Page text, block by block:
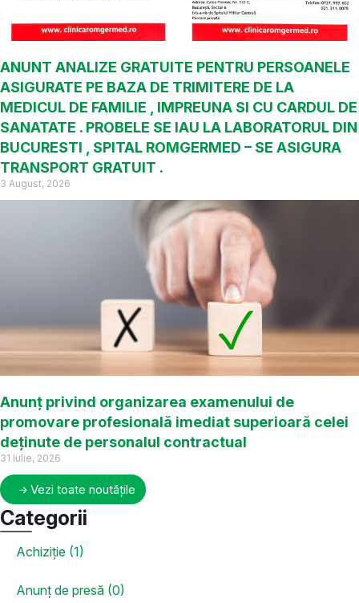
ANUNT ANALIZE GRATUITE PENTRU PERSOANELE
ASIGURATE PE BAZA DE TRIMITERE DE LA
MEDICUL DE FAMILIE , IMPREUNA SI CU CARDUL DE
SANATATE . PROBELE SE IAU LA LABORATORUL DIN
BUCURESTI , SPITAL ROMGERMED – SE ASIGURA
TRANSPORT GRATUIT .
3 August, 2026
Anunț privind organizarea examenului de
promovare profesională imediat superioară celei
deținute de personalul contractual
31 Iulie, 2026
Vezi toate noutățile
Categorii
Achiziție (1)
Anunț de presă (0)